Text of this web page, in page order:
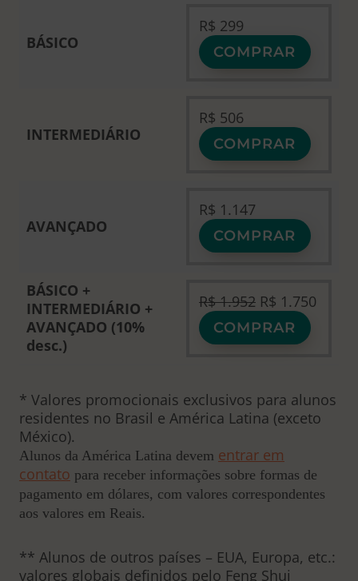
BÁSICO
R$ 299
COMPRAR
INTERMEDIÁRIO
R$ 506
COMPRAR
AVANÇADO
R$ 1.147
COMPRAR
BÁSICO +
INTERMEDIÁRIO +
AVANÇADO (10%
desc.)
R$1.952 O
p
r
o
o
r
g
i
n
e
r
R$ 1.750
o
a
t
l
é
$
COMPRAR
* Valores promocionais exclusivos para alunos
residentes no Brasil e América Latina (exceto
México).
Alunos da América Latina devem entrar em
contato para receber informações sobre formas de
pagamento em dólares, com valores correspondentes
aos valores em Reais.
** Alunos de outros países – EUA, Europa, etc.:
valores globais definidos pelo Feng Shui